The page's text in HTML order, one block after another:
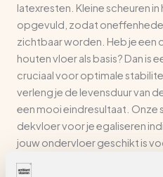
latexresten. Kleine scheuren
opgevuld, zodat
zichtbaar worden. Heb je
houten vloer als basis? Dan is
cruciaal voor optimale
verleng je de levensduur van
een mooi eindresultaat. Onze
dekvloer voor je egaliseren
jouw ondervloer geschikt is
afspraak met onze adviseurs